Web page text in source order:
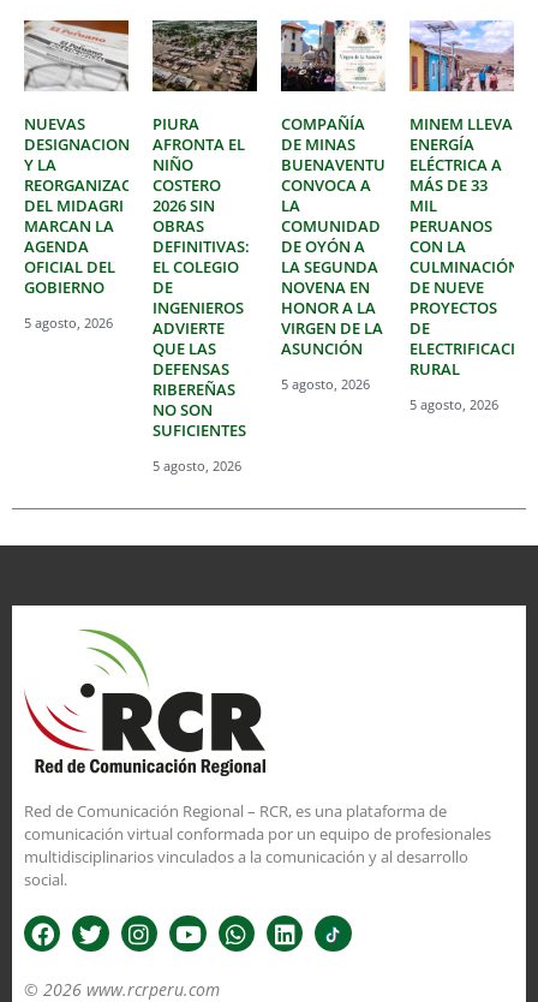
NUEVAS
DESIGNACIONES
Y LA
REORGANIZACIÓN
DEL MIDAGRI
MARCAN LA
AGENDA
OFICIAL DEL
GOBIERNO
5 agosto, 2026
PIURA
AFRONTA EL
NIÑO
COSTERO
2026 SIN
OBRAS
DEFINITIVAS:
EL COLEGIO
DE
INGENIEROS
ADVIERTE
QUE LAS
DEFENSAS
RIBEREÑAS
NO SON
SUFICIENTES
5 agosto, 2026
COMPAÑÍA
DE MINAS
BUENAVENTURA
CONVOCA A
LA
COMUNIDAD
DE OYÓN A
LA SEGUNDA
NOVENA EN
HONOR A LA
VIRGEN DE LA
ASUNCIÓN
5 agosto, 2026
MINEM LLEVA
ENERGÍA
ELÉCTRICA A
MÁS DE 33
MIL
PERUANOS
CON LA
CULMINACIÓN
DE NUEVE
PROYECTOS
DE
ELECTRIFICACIÓN
RURAL
5 agosto, 2026
Red de Comunicación Regional – RCR, es una plataforma de
comunicación virtual conformada por un equipo de profesionales
multidisciplinarios vinculados a la comunicación y al desarrollo
social.
© 2026 www.rcrperu.com